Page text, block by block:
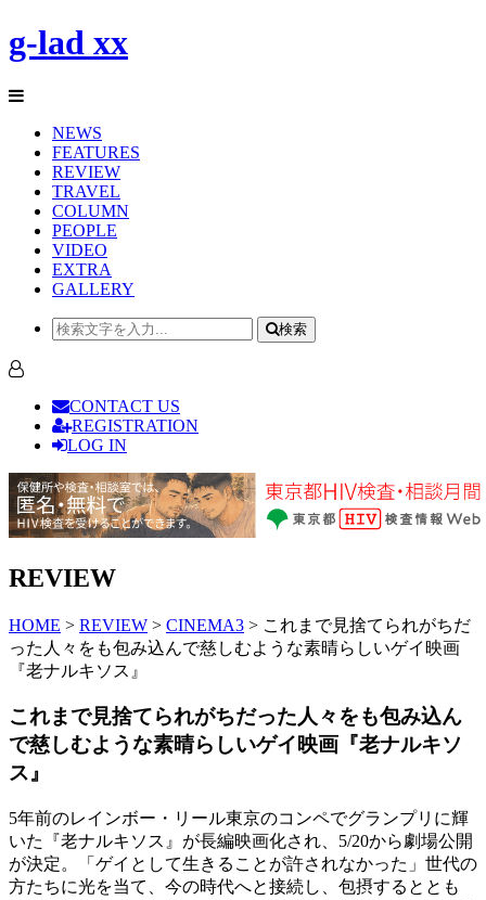
g-lad xx
NEWS
FEATURES
REVIEW
TRAVEL
COLUMN
PEOPLE
VIDEO
EXTRA
GALLERY
検索
CONTACT US
REGISTRATION
LOG IN
REVIEW
HOME > REVIEW > CINEMA3 > これまで見捨てられがちだ
った人々をも包み込んで慈しむような素晴らしいゲイ映画
『老ナルキソス』
これまで見捨てられがちだった人々をも包み込ん
で慈しむような素晴らしいゲイ映画『老ナルキソ
ス』
5年前のレインボー・リール東京のコンペでグランプリに輝
いた『老ナルキソス』が長編映画化され、5/20から劇場公開
が決定。「ゲイとして生きることが許されなかった」世代の
方たちに光を当て、今の時代へと接続し、包摂するととも